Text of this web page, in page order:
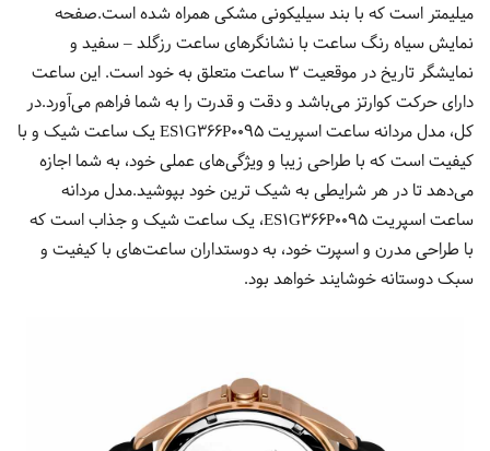
میلیمتر است که با بند سیلیکونی مشکی همراه شده است.صفحه
نمایش سیاه رنگ ساعت با نشانگرهای ساعت رزگلد – سفید و
نمایشگر تاریخ در موقعیت 3 ساعت متعلق به خود است. این ساعت
دارای حرکت کوارتز می‌باشد و دقت و قدرت را به شما فراهم می‌آورد.در
کل، مدل مردانه ساعت اسپریت ES1G366P0095 یک ساعت شیک و با
کیفیت است که با طراحی زیبا و ویژگی‌های عملی خود، به شما اجازه
می‌دهد تا در هر شرایطی به شیک ترین خود بپوشید.مدل مردانه
ساعت اسپریت ES1G366P0095، یک ساعت شیک و جذاب است که
با طراحی مدرن و اسپرت خود، به دوستداران ساعت‌های با کیفیت و
سبک دوستانه خوشایند خواهد بود.